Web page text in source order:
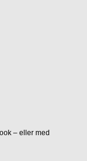
– eller med